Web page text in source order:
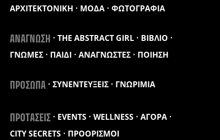
ΑΡΧΙΤΕΚΤΟΝΙΚΗ
ΜΟΔΑ ΦΩΤΟΓΡΑΦΙΑ
ΑΝΑΓΝΩΣΗ THE ABSTRACT GIRL
ΒΙΒΛΙΟ
ΓΝΩΜΕΣ
ΠΑΙΔΙ ΑΝΑΓΝΩΣΤΕΣ ΠΟΙΗΣΗ
ΠΡΟΣΩΠΑ ΣΥΝΕΝΤΕΥΞΕΙΣ ΓΝΩΡΙΜΙΑ
ΠΡΟΤΑΣΕΙΣ EVENTS WELLNESS
ΑΓΟΡΑ
CITY SECRETS
ΠΡΟΟΡΙΣΜΟΙ